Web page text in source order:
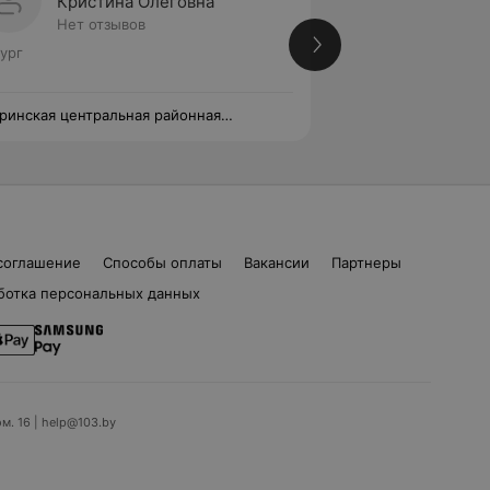
Нет отзывов
центральная районная
Способы оплаты Вакансии
Партнеры
персональных данных
16 | help@103.by